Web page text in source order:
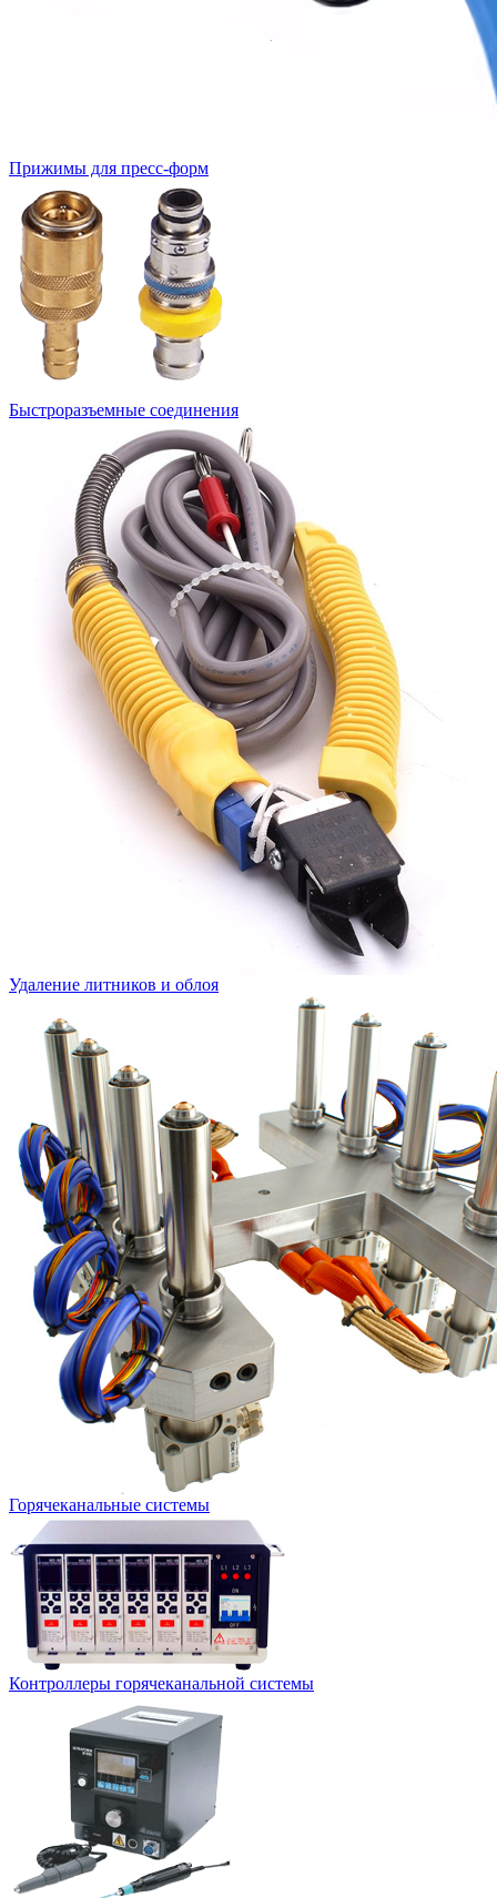
Прижимы для пресс-форм
Быстроразъемные соединения
Удаление литников и облоя
Горячеканальные системы
Контроллеры горячеканальной системы